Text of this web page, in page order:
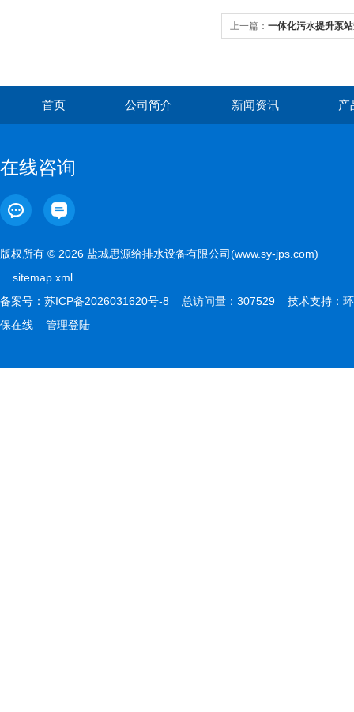
上一篇： 一体化污水提升泵
首页 公司简介 新闻资讯 产
在线咨询
版权所有 © 2026 盐城思源给排水设备有限公司(www.sy-jps.com)
sitemap.xml
备案号： 苏ICP备2026031620号-8 总访问量：307529 技术支持： 环
保在线
管理登陆